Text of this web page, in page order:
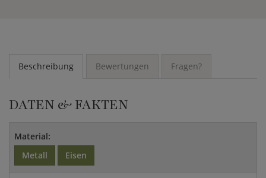
Beschreibung Bewertungen Fragen?
DATEN & FAKTEN
Material:
Metall
Eisen